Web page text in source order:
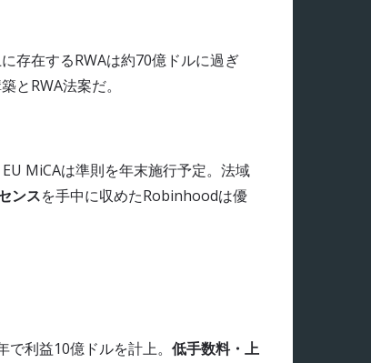
存在するRWAは約70億ドルに過ぎ
RWA法案だ。
MiCAは準則を年末施行予定。法域
ンスを手中に収めたRobinhoodは優
利益10億ドルを計上。 低手数料・上